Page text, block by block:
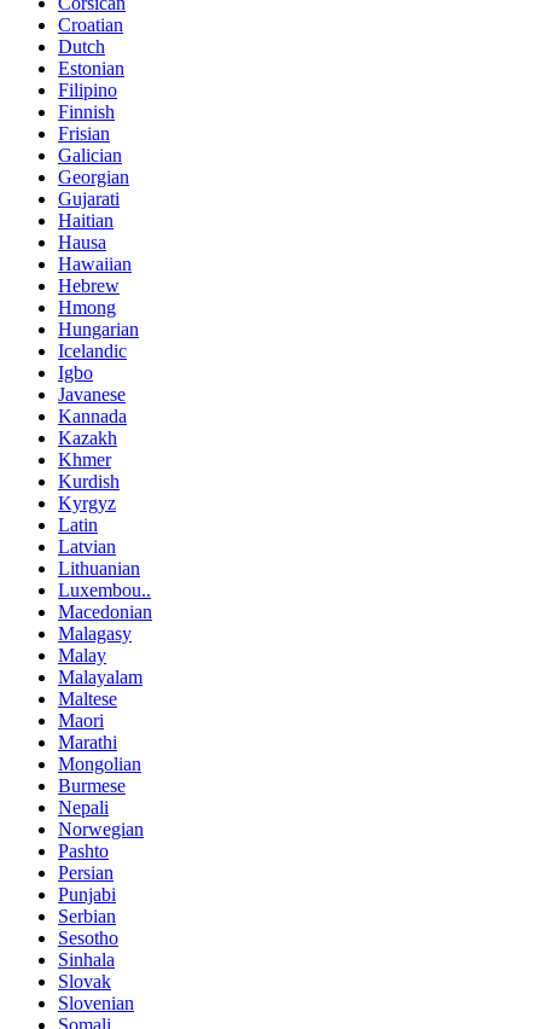
Croatian
Dutch
Estonian
Filipino
Finnish
Frisian
Galician
Georgian
Gujarati
Haitian
Hausa
Hawaiian
Hebrew
Hmong
Hungarian
Icelandic
Igbo
Javanese
Kannada
Kazakh
Khmer
Kurdish
Kyrgyz
Latin
Latvian
Lithuanian
Luxembou..
Macedonian
Malagasy
Malay
Malayalam
Maltese
Maori
Marathi
Mongolian
Burmese
Nepali
Norwegian
Pashto
Persian
Punjabi
Serbian
Sesotho
Sinhala
Slovak
Slovenian